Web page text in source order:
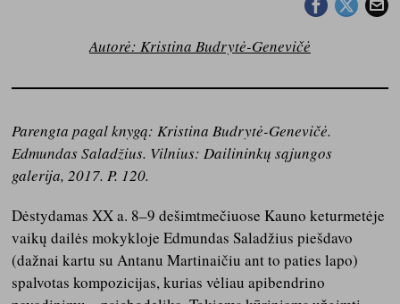
Autorė: Kristina Budrytė-Genevičė
Parengta pagal knygą: Kristina Budrytė-Genevičė.
Edmundas Saladžius. Vilnius: Dailininkų sąjungos
galerija, 2017. P. 120.
Dėstydamas XX a. 8–9 dešimtmečiuose Kauno keturmetėje
vaikų dailės mokykloje Edmundas Saladžius piešdavo
(dažnai kartu su Antanu Martinaičiu ant to paties lapo)
spalvotas kompozicijas, kurias vėliau apibendrino